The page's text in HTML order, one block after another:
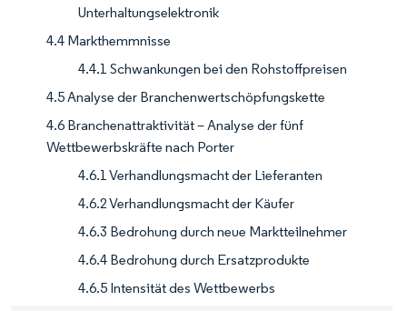
Unterhaltungselektronik
4.4 Markthemmnisse
4.4.1 Schwankungen bei den Rohstoffpreisen
4.5 Analyse der Branchenwertschöpfungskette
4.6 Branchenattraktivität – Analyse der fünf
Wettbewerbskräfte nach Porter
4.6.1 Verhandlungsmacht der Lieferanten
4.6.2 Verhandlungsmacht der Käufer
4.6.3 Bedrohung durch neue Marktteilnehmer
4.6.4 Bedrohung durch Ersatzprodukte
4.6.5 Intensität des Wettbewerbs